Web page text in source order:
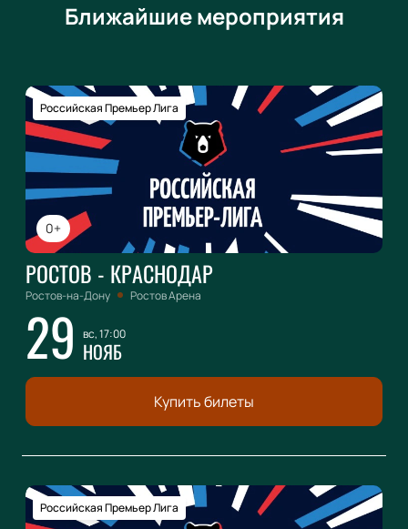
Ближайшие мероприятия
0+
Российская Премьер Лига
РОСТОВ - КРАСНОДАР
Ростов-на-Дону Ростов Арена
29 вс, 17:00
НОЯБ
Купить билеты
Российская Премьер Лига